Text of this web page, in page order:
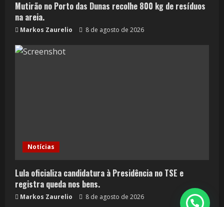
Mutirão no Porto das Dunas recolhe 800 kg de resíduos
na areia.
Markos Zaurelio 8 de agosto de 2026
Notícias
Lula oficializa candidatura à Presidência no TSE e
registra queda nos bens.
Markos Zaurelio 8 de agosto de 2026